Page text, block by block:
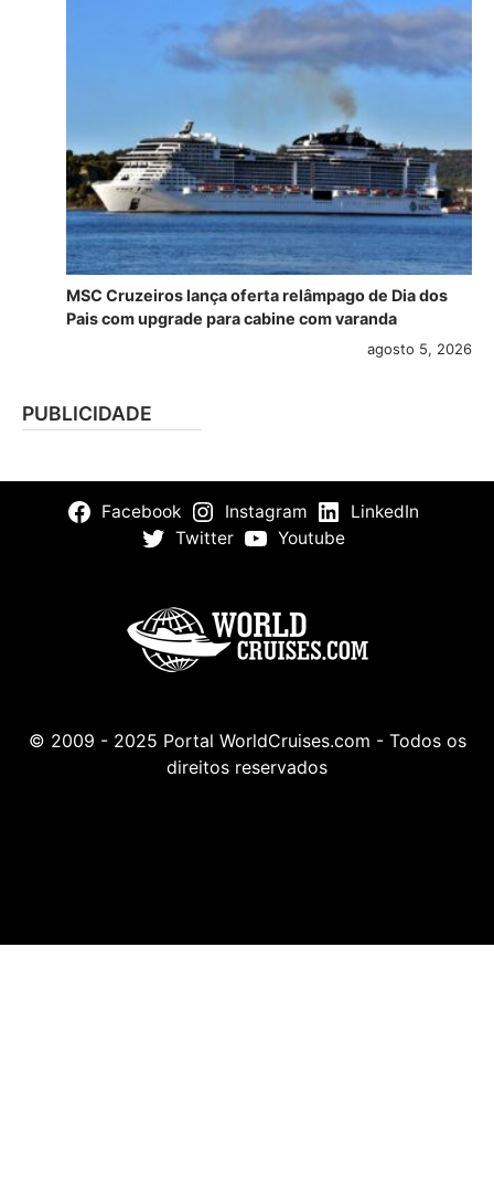
MSC Cruzeiros lança oferta relâmpago de Dia dos
Pais com upgrade para cabine com varanda
agosto 5, 2026
PUBLICIDADE
Facebook Instagram
LinkedIn
Twitter
Youtube
© 2009 - 2025 Portal WorldCruises.com - Todos os
direitos reservados